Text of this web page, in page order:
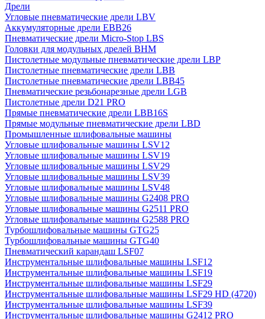
Дрели
Угловые пневматические дрели LBV
Аккумуляторные дрели EBB26
Пневматические дрели Micro-Stop LBS
Головки для модульных дрелей BHM
Пистолетные модульные пневматические дрели LBP
Пистолетные пневматические дрели LBB
Пистолетные пневматические дрели LBB45
Пневматические резьбонарезные дрели LGB
Пистолетные дрели D21 PRO
Прямые пневматические дрели LBB16S
Прямые модульные пневматические дрели LBD
Промышленные шлифовальные машины
Угловые шлифовальные машины LSV12
Угловые шлифовальные машины LSV19
Угловые шлифовальные машины LSV29
Угловые шлифовальные машины LSV39
Угловые шлифовальные машины LSV48
Угловые шлифовальные машины G2408 PRO
Угловые шлифовальные машины G2511 PRO
Угловые шлифовальные машины G2588 PRO
Турбошлифовальные машины GTG25
Турбошлифовальные машины GTG40
Пневматический карандаш LSF07
Инструментальные шлифовальные машины LSF12
Инструментальные шлифовальные машины LSF19
Инструментальные шлифовальные машины LSF29
Инструментальные шлифовальные машины LSF29 HD (4720)
Инструментальные шлифовальные машины LSF39
Инструментальные шлифовальные машины G2412 PRO